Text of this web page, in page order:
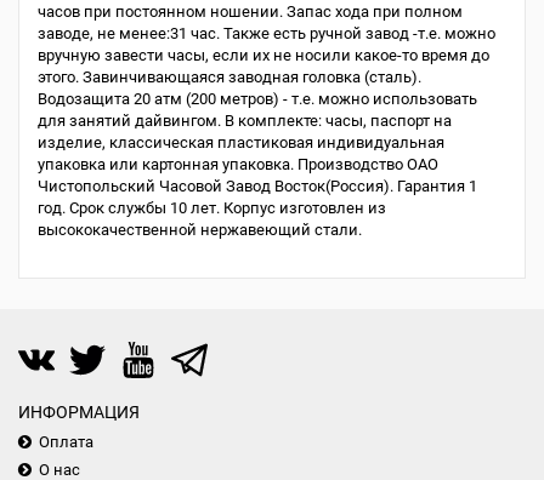
часов при постоянном ношении. Запас хода при полном
заводе, не менее:31 час. Также есть ручной завод -т.е. можно
вручную завести часы, если их не носили какое-то время до
этого. Завинчивающаяся заводная головка (сталь).
Водозащита 20 атм (200 метров) - т.е. можно использовать
для занятий дайвингом. В комплекте: часы, паспорт на
изделие, классическая пластиковая индивидуальная
упаковка или картонная упаковка. Производство ОАО
Чистопольский Часовой Завод Восток(Россия). Гарантия 1
год. Срок службы 10 лет. Корпус изготовлен из
высококачественной нержавеющий стали.
ИНФОРМАЦИЯ
Оплата
О нас